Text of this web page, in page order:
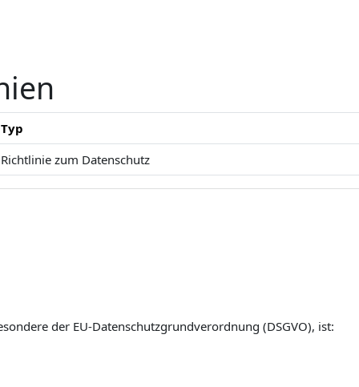
Typ
Richtlinie zum Datenschutz
der EU-Datenschutzgrundverordnung (DSGVO), ist: